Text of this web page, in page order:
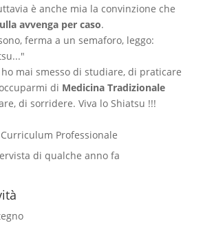
è anche mia la convinzione che
avvenga per caso.
ferma a un semaforo, leggo:
mai smesso di studiare, di praticare
di Medicina Tradizionale
di sorridere. Viva lo Shiatsu !!!
Professionale
di qualche anno fa